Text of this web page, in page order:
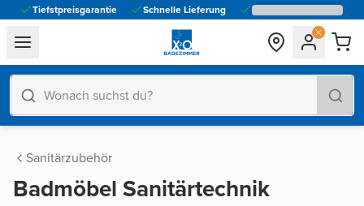
Tiefstpreisgarantie Schnelle Lieferung
general.navigation.toggle_menu.label
Sanitärzubehör
Badmöbel Sanitärtechnik